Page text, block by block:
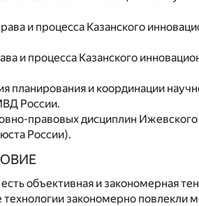
и процесса Казанского
и процесса Казанского
планирования и координации
России.
­правовых дисциплин
России).
объективная и закономерная
закономерно повлекли